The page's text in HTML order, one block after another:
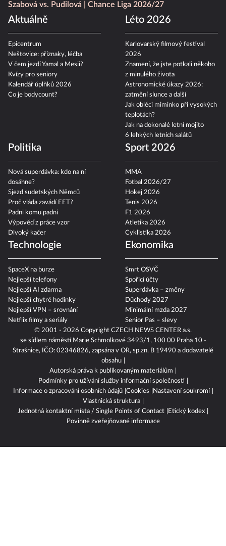
© 2001 - 2026 Copyright CZECH NEWS CENTER a.s.
se sídlem náměstí Marie Schmolkové 3493/1, 100 00 Praha 10 -
Strašnice, IČO: 02346826, zapsána v OR, sp.zn. B 19490 a dodavatelé
obsahu
Autorská práva k publikovaným materiálům
Podmínky pro užívání služby informační společnosti
Informace o zpracování osobních údajů Cookies
Nastavení soukromí
Vlastnická struktura
Jednotná kontaktní místa / Single Points of Contact
Etický kodex
Povinně zveřejňované informace
Szabová vs. Pudilová
Chance Liga 2026/27
Aktuálně
Epicentrum
Neštovice: příznaky, léčba
V čem jezdí Yamal a Mesii?
Kvízy pro seniory
Kalendář úplňků 2026
Co je bodycount?
Léto 2026
Karlovarský filmový festival
2026
Znamení, že jste potkali někoho
z minulého života
Astronomické úkazy 2026:
zatmění slunce a další
Jak obléci miminko při vysokých
teplotách?
Jak na dokonalé letní mojito
6 lehkých letních salátů
Politika
Nová superdávka: kdo na ní
dosáhne?
Sjezd sudetských Němců
Proč vláda zavádí EET?
Padni komu padni
Výpověď z práce vzor
Divoký kačer
Sport 2026
MMA
Fotbal 2026/27
Hokej 2026
Tenis 2026
F1 2026
Atletika 2026
Cyklistika 2026
Technologie
SpaceX na burze
Nejlepší telefony
Nejlepší AI zdarma
Nejlepší chytré hodinky
Nejlepší VPN – srovnání
Netflix filmy a seriály
Ekonomika
Smrt OSVČ
Spořicí účty
Superdávka – změny
Důchody 2027
Minimální mzda 2027
Senior Pas – slevy